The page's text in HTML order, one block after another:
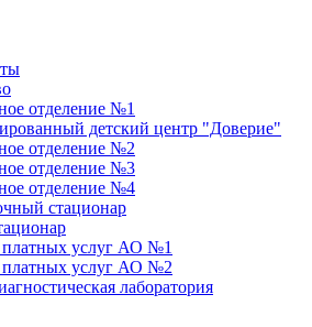
отделение №1
детский центр "Доверие"
отделение №2
отделение №3
отделение №4
стационар
платных услуг АО №1
платных услуг АО №2
лаборатория